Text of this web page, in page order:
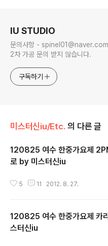
IU STUDIO
문의사항 -
2차 가공 문의 받지 않습니다.
구독하기
미스터신iu/Etc. 의 다른 글
120825 여수 한중가요제
로 by 미스터신iu
5 11 2012. 8. 27.
120825 여수 한중가요제 카
스터신iu